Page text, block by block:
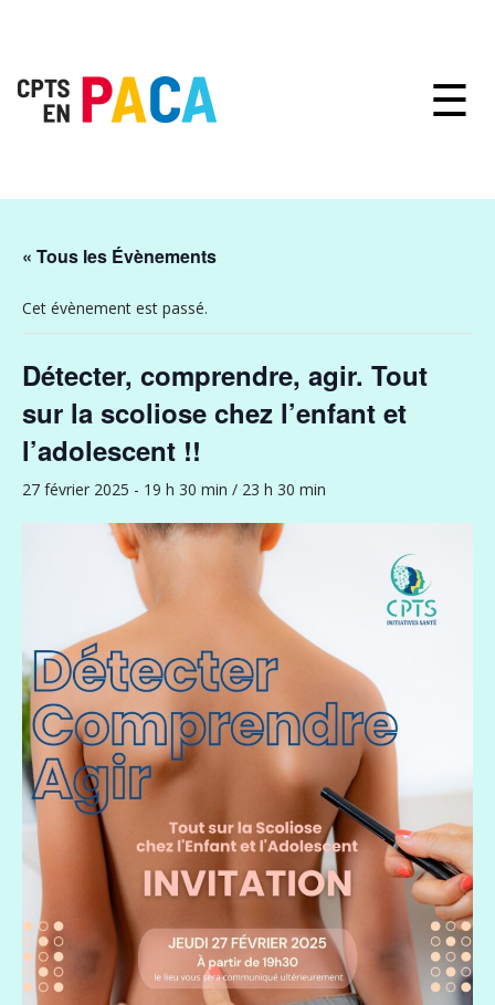
☰
« Tous les Évènements
Cet évènement est passé.
Détecter, comprendre, agir. Tout
sur la scoliose chez l’enfant et
l’adolescent !!
27 février 2025 - 19 h 30 min / 23 h 30 min